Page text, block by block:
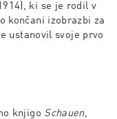
ki se je rodil v
končani izobrazbi za
ustanovil svoje prvo
knjigo Schauen,